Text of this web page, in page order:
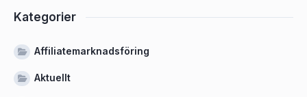
Kategorier
Affiliatemarknadsföring
Aktuellt